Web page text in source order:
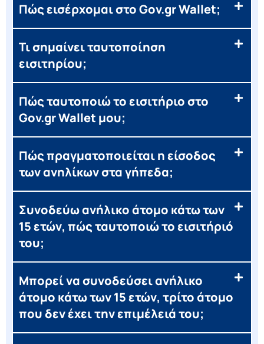
Πώς εισέρχομαι στο Gov.gr Wallet;
Τι σημαίνει ταυτοποίηση
εισιτηρίου;
Πώς ταυτοποιώ το εισιτήριο στο
Gov.gr Wallet μου;
Πώς πραγματοποιείται η είσοδος
των ανηλίκων στα γήπεδα;
Συνοδεύω ανήλικο άτομο κάτω των
15 ετών, πώς ταυτοποιώ το εισιτήριό
του;
Μπορεί να συνοδεύσει ανήλικο
άτομο κάτω των 15 ετών, τρίτο άτομο
που δεν έχει την επιμέλειά του;